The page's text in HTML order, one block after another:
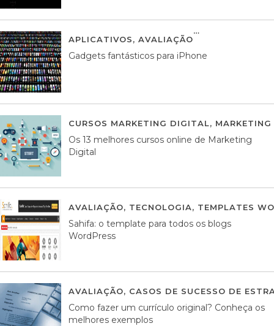
APLICATIVOS, AVALIAÇÃO
Gadgets fantásticos para iPhone
CURSOS MARKETING DIGITAL,
Os 13 melhores cursos online de Marketing
Digital
AVALIAÇÃO, TECNOLOGIA, TEMPLATES
Sahifa: o template para todos os blogs
WordPress
AVALIAÇÃO, CASOS DE SUCESSO DE
Como fazer um currículo original? Conheça os
melhores exemplos